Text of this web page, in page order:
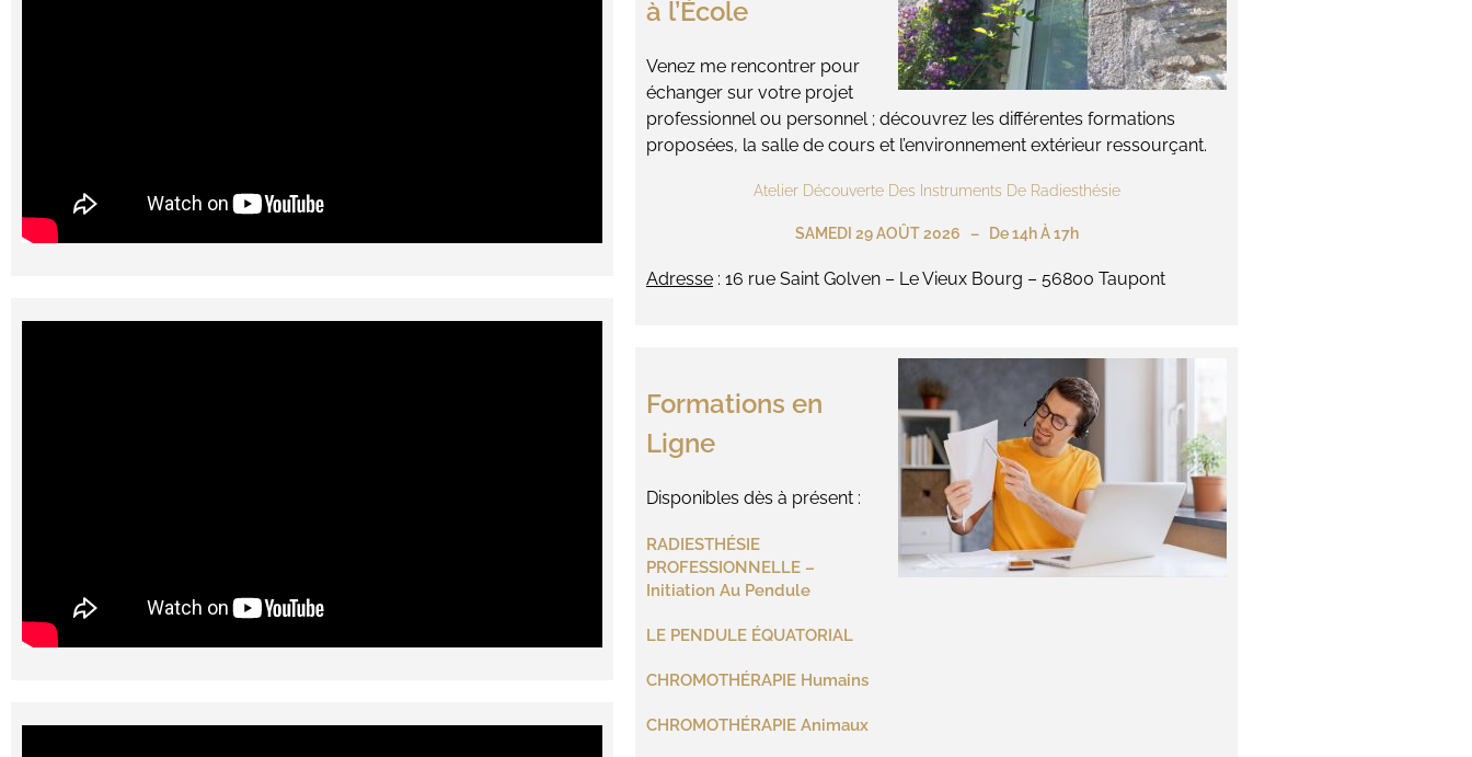
à l’École
Venez me rencontrer pour
échanger sur votre projet
professionnel ou personnel ; découvrez les différentes formations
proposées, la salle de cours et l’environnement extérieur ressourçant.
Atelier Découverte Des Instruments De Radiesthésie
SAMEDI 29 AOÛT 2026 – De 14h À 17h
Adresse : 16 rue Saint Golven – Le Vieux Bourg – 56800 Taupont
Formations en
Ligne
Disponibles dès à présent :
RADIESTHÉSIE
PROFESSIONNELLE –
Initiation Au Pendule
LE PENDULE ÉQUATORIAL
CHROMOTHÉRAPIE Humains
CHROMOTHÉRAPIE Animaux